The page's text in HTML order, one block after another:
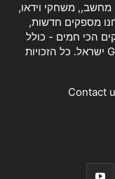
משחקי וידאו,
מספקים חדשות,
הכי חמים - כולל
משחקים ישראלים.©2026 GamersPack ישראל. כל הזכויות
Contact